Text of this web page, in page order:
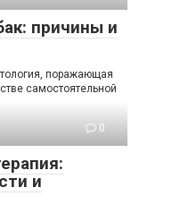
причины и
поражающая
самостоятельной
0
и